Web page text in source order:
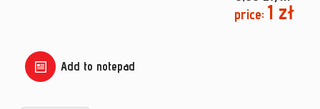
price: 1 zł
Add to notepad